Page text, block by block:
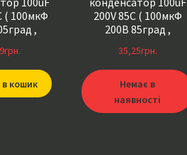
( 100мкФ
,
грн.
кошик
200V 85C ( 100мкФ
200В 85град ,
16*25мм
35,25грн.
Немає в
наявності